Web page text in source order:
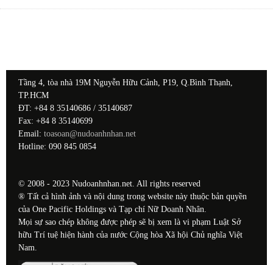
Tầng 4, tòa nhà 19M Nguyễn Hữu Cảnh, P19, Q.Bình Thạnh,
TP.HCM
ĐT: +84 8 35140686 / 35140687
Fax: +84 8 35140699
Email: toasoan@nudoanhnhan.net
Hotline: 090 845 0854
© 2008 - 2023 Nudoanhnhan.net. All rights reserved
® Tất cả hình ảnh và nội dung trong website này thuộc bản quyền
của One Pacific Holdings và Tạp chí Nữ Doanh Nhân.
Mọi sự sao chép không được phép sẽ bị xem là vi phạm Luật Sở
hữu Trí tuệ hiện hành của nước Cộng hòa Xã hội Chủ nghĩa Việt
Nam.